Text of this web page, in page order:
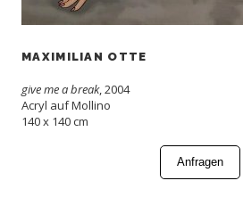
MAXIMILIAN OTTE
give me a break, 2004
Acryl auf Mollino
140 x 140 cm
Anfragen